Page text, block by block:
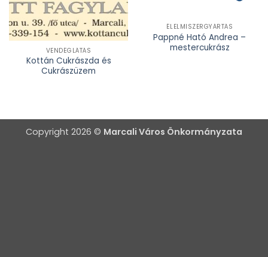
VENDÉGLÁTÁS
Kottán Cukrászda és
Cukrászüzem
ÉLELMISZERGYÁRTÁS
Pappné Ható Andrea –
mestercukrász
Copyright 2026 © Marcali Város Önkormányzata